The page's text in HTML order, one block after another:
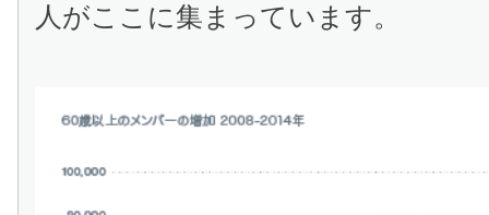
人がここに集まっています。